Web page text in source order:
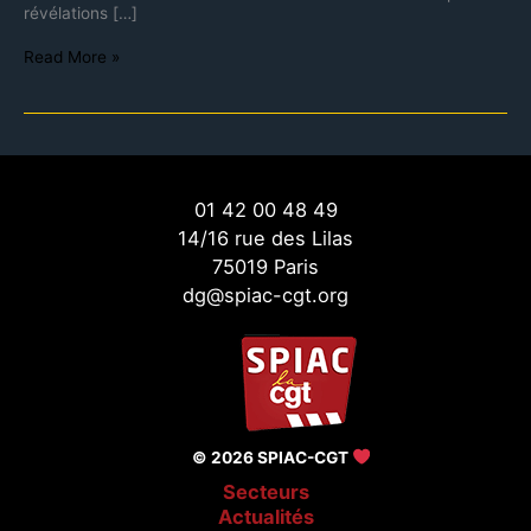
révélations […]
Read More »
01 42 00 48 49
14/16 rue des Lilas
75019 Paris
dg@spiac-cgt.org
© 2026 SPIAC-CGT
Secteurs
Actualités